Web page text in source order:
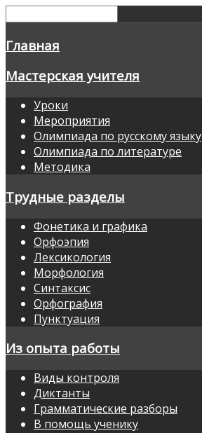
Главная
Мастерская учителя
Уроки
Мероприятия
Олимпиада по русскому языку
Олимпиада по литературе
Методика
Трудные разделы
Фонетика и графика
Орфоэпия
Лексикология
Морфология
Синтаксис
Орфография
Пунктуация
Из опыта работы
Виды контроля
Диктанты
Грамматические разборы
В помощь ученику